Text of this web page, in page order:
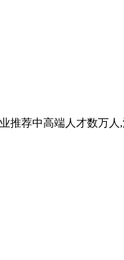
推荐中高端人才数万